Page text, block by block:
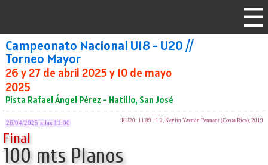
Campeonato Nacional U18 - U20 //
Torneo Mayor
26 y 27 de abril 2025 y 10 de mayo
2025
Pista Rafael Ángel Pérez - Hatillo, San José
26/04/2025 a las 11:00 RU20: 11.89 +1.2, Keylin Yazmin Pennant (Costa Rica), 2019
Final
100 mts Planos